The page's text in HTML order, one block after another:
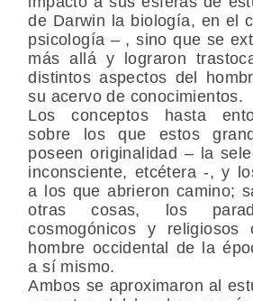
de Darwin la biología, en el
psicología – , sino que se
más allá y lograron
distintos aspectos del
su acervo de conocimientos.
Los conceptos hasta
sobre los que estos
poseen originalidad – la
inconsciente, etcétera -, y
a los que abrieron camino;
otras cosas, los
cosmogónicos y
hombre occidental de la
a sí mismo.
Ambos se aproximaron al